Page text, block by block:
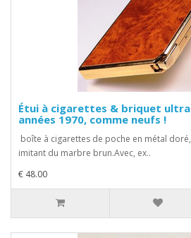
Étui à cigarettes & briquet
années 1970, comme neufs !
boîte à cigarettes de poche en métal
imitant du marbre brun.Avec, ex..
€ 48.00